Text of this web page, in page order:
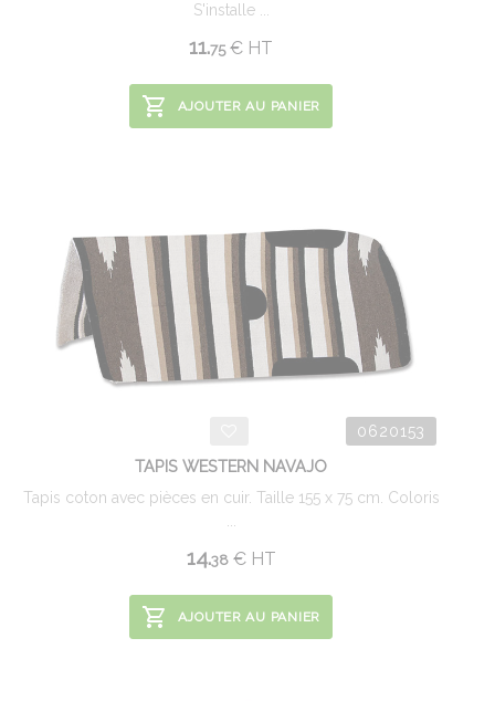
S'installe ...
11.75 € HT
AJOUTER AU PANIER
0620153
TAPIS WESTERN NAVAJO
Tapis coton avec pièces en cuir. Taille 155 x 75 cm. Coloris
14.38 €HT
AJOUTER AU PANIER